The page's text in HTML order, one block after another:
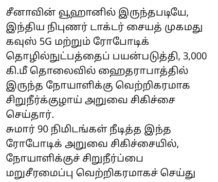
சீனாவின் வூஹானில் இருந்தபடியே,
இந்திய நிபுணர் டாக்டர் சையத் முகமது
கவுஸ் 5G மற்றும் ரோபோடிக்
தொழில்நுட்பத்தைப் பயன்படுத்தி, 3,000
கி.மீ தொலைவில் ஹைதராபாத்தில்
இருந்த நோயாளிக்கு வெற்றிகரமாக
சிறுநீர்க்குழாய் அறுவை சிகிச்சை
செய்தார்.
சுமார் 90 நிமிடங்கள் நீடித்த இந்த
ரோபோடிக் அறுவை சிகிச்சையில்,
நோயாளிக்குச் சிறுநீர்ப்பை
மறுசீரமைப்பு வெற்றிகரமாகச் செய்து